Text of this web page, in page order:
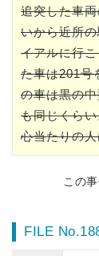
追突した車
いから近所
イアルに行
た車は201号
の車は黒の
も同じくら
心当たりの
この
FILE